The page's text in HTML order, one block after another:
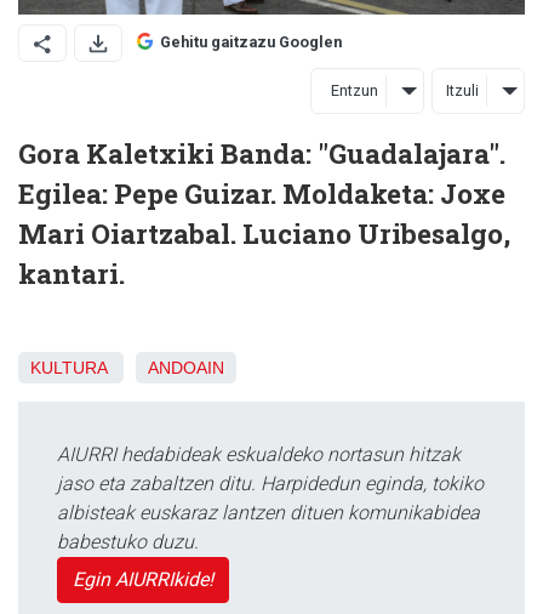
Gehitu gaitzazu Googlen
Entzun Itzuli
Gora Kaletxiki Banda: "Guadalajara".
Egilea: Pepe Guizar. Moldaketa: Joxe
Mari Oiartzabal. Luciano Uribesalgo,
kantari.
KULTURA ANDOAIN
AIURRI hedabideak eskualdeko nortasun hitzak
jaso eta zabaltzen ditu. Harpidedun eginda, tokiko
albisteak euskaraz lantzen dituen komunikabidea
babestuko duzu.
Egin AIURRIkide!